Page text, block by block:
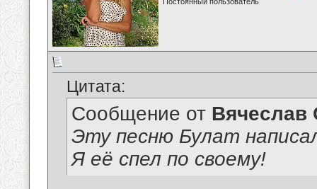
Цитата:
Сообщение от Вячеслав
Эту песню Булат
Я её спел по своему!